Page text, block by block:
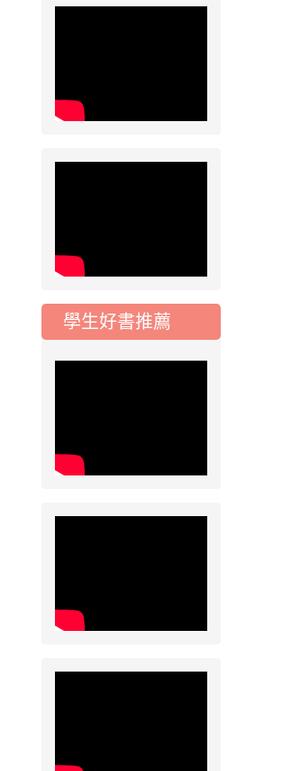
115學年度課後照顧
服務班教師甄選簡章
學校對面建案申請8
停」一案，請各位用
路人留意
2026-07-17
公告
學生好書推薦